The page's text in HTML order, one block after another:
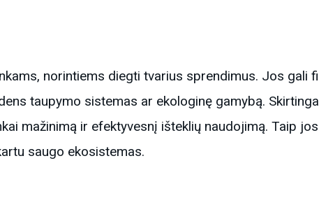
norintiems diegti tvarius sprendimus. Jos gali
taupymo sistemas ar ekologinę gamybą.
mažinimą ir efektyvesnį išteklių naudojimą. Taip
saugo ekosistemas.